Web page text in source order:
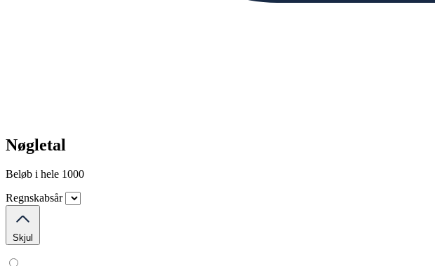
Nøgletal
Beløb i hele 1000
Regnskabsår
Skjul